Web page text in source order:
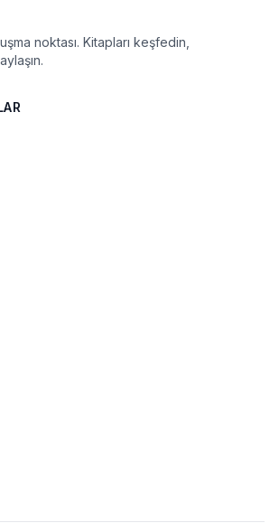
noktası. Kitapları keşfedin,